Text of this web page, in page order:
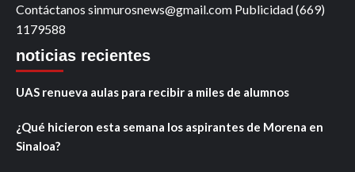
Contáctanos sinmurosnews@gmail.com Publicidad (669)
1179588
noticias recientes
UAS renueva aulas para recibir a miles de alumnos
¿Qué hicieron esta semana los aspirantes de Morena en
Sinaloa?